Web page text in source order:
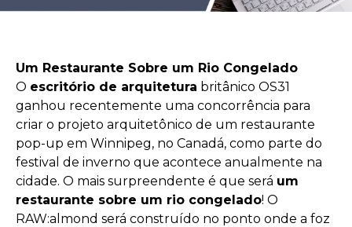
Um Restaurante Sobre um Rio Congelado
O escritório de arquitetura britânico OS31
ganhou recentemente uma concorrência para
criar o projeto arquitetônico de um restaurante
pop-up em Winnipeg, no Canadá, como parte do
festival de inverno que acontece anualmente na
cidade. O mais surpreendente é que será um
restaurante sobre um rio congelado! O
RAW:almond será construído no ponto onde a foz